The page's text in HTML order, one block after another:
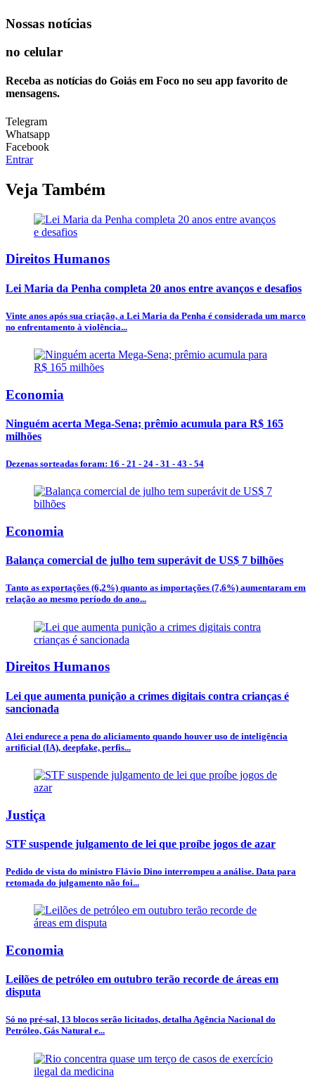
Nossas notícias
no celular
Receba as notícias do Goiás em Foco no seu app favorito de
mensagens.
Telegram
Whatsapp
Facebook
Entrar
Veja Também
Direitos Humanos
Lei Maria da Penha completa 20 anos entre avanços e desafios
Vinte anos após sua criação, a Lei Maria da Penha é considerada um marco
no enfrentamento à violência...
Economia
Ninguém acerta Mega-Sena; prêmio acumula para R$ 165
milhões
Dezenas sorteadas foram: 16 - 21 - 24 - 31 - 43 - 54
Economia
Balança comercial de julho tem superávit de US$ 7 bilhões
Tanto as exportações (6,2%) quanto as importações (7,6%) aumentaram em
relação ao mesmo período do ano...
Direitos Humanos
Lei que aumenta punição a crimes digitais contra crianças é
sancionada
A lei endurece a pena do aliciamento quando houver uso de inteligência
artificial (IA), deepfake, perfis...
Justiça
STF suspende julgamento de lei que proíbe jogos de azar
Pedido de vista do ministro Flávio Dino interrompeu a análise. Data para
retomada do julgamento não foi...
Economia
Leilões de petróleo em outubro terão recorde de áreas em
disputa
Só no pré-sal, 13 blocos serão licitados, detalha Agência Nacional do
Petróleo, Gás Natural e...